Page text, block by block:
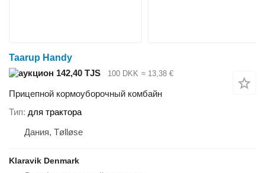
Taarup Handy
142,40 TJS
100 DKK ≈ 13,38 €
Прицепной кормоуборочный комбайн
Тип для трактора
Дания, Tølløse
Klaravik Denmark